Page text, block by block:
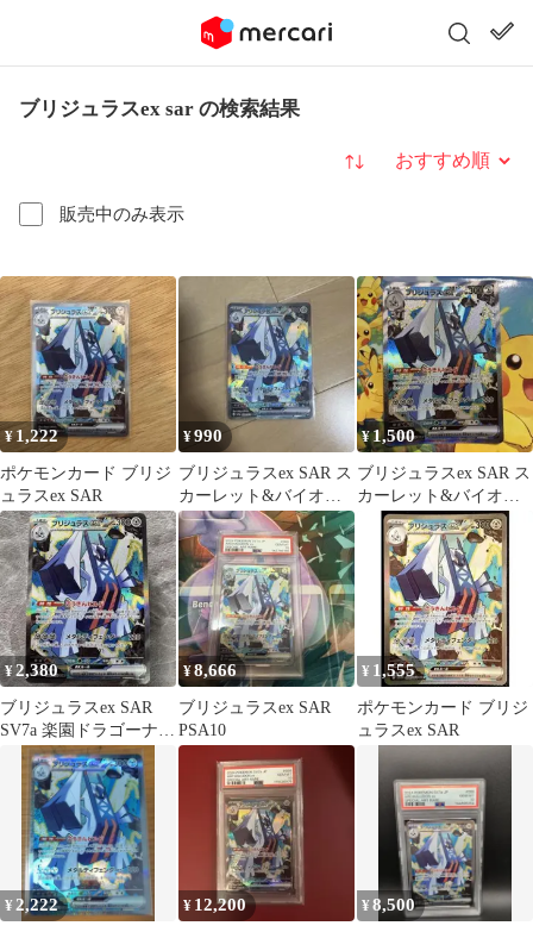
ブリジュラスex sar の検索結果
販売中のみ表示
並び替え
¥ 1,222
ポケモンカード ブリジ
ュラスex SAR
¥990
ブリジュラスex SAR ス
カーレット&バイオレ
ット 強化拡張パック 楽
園ドラ…
¥1,500
ブリジュラスex SAR ス
カーレット&バイオレ
ット 強化拡張パック 楽
園ドラ…
¥2,380
ブリジュラスex SAR
SV7a 楽園ドラゴーナ
088/064 ポケカ
¥8,666
ブリジュラスex SAR
PSA10
¥ 1,555
ポケモンカード ブリジ
ュラスex SAR
¥2,222 ¥ 12,200 ¥8,500